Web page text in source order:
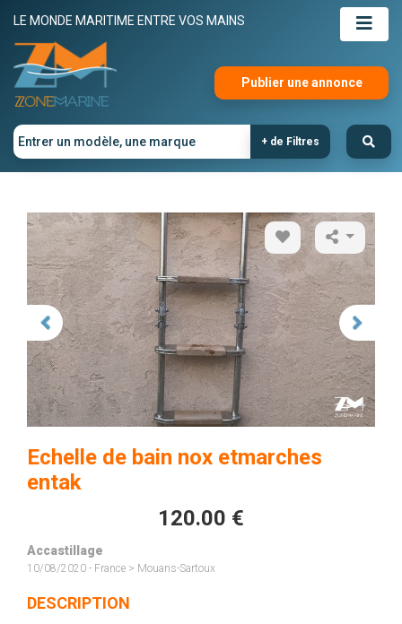
LE MONDE MARITIME ENTRE VOS MAINS
Publier une annonce
+ de Filtres
Echelle de bain nox etmarches
entak
120.00 €
Accastillage
10/08/2020 - France > Mouans-Sartoux
DESCRIPTION